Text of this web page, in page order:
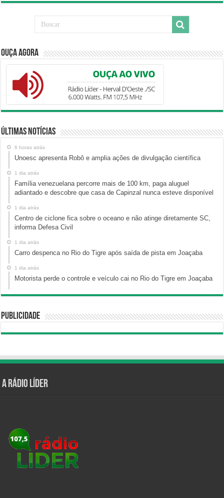
Ouça Agora
Últimas Notícias
6 horas atrás
Unoesc apresenta Robô e amplia ações de divulgação científica
1 dia atrás
Família venezuelana percorre mais de 100 km, paga aluguel
adiantado e descobre que casa de Capinzal nunca esteve disponível
1 dia atrás
Centro de ciclone fica sobre o oceano e não atinge diretamente SC,
informa Defesa Civil
1 dia atrás
Carro despenca no Rio do Tigre após saída de pista em Joaçaba
1 dia atrás
Motorista perde o controle e veículo cai no Rio do Tigre em Joaçaba
Publicidade
A Rádio Líder